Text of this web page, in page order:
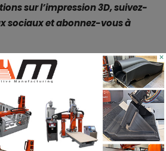
sur l’impression 3D, suivez-
sociaux et abonnez-vous à
×